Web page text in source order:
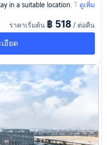
in a suitable location. The ro
ดูเพิ่ม
ราคาเริ่มต้น ฿ 518 / ต่อคืน
อียด